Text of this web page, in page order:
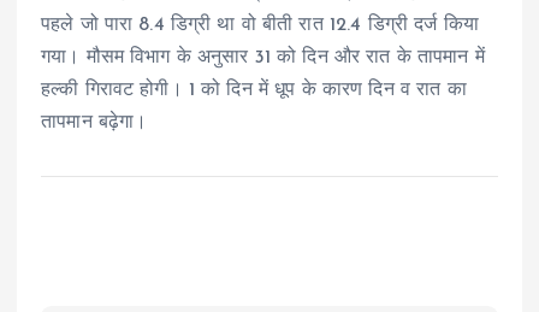
पहले जो पारा 8.4 डिग्री था वो बीती रात 12.4 डिग्री दर्ज किया
गया। मौसम विभाग के अनुसार 31 को दिन और रात के तापमान में
हल्की गिरावट होगी। 1 को दिन में धूप के कारण दिन व रात का
तापमान बढ़ेगा।